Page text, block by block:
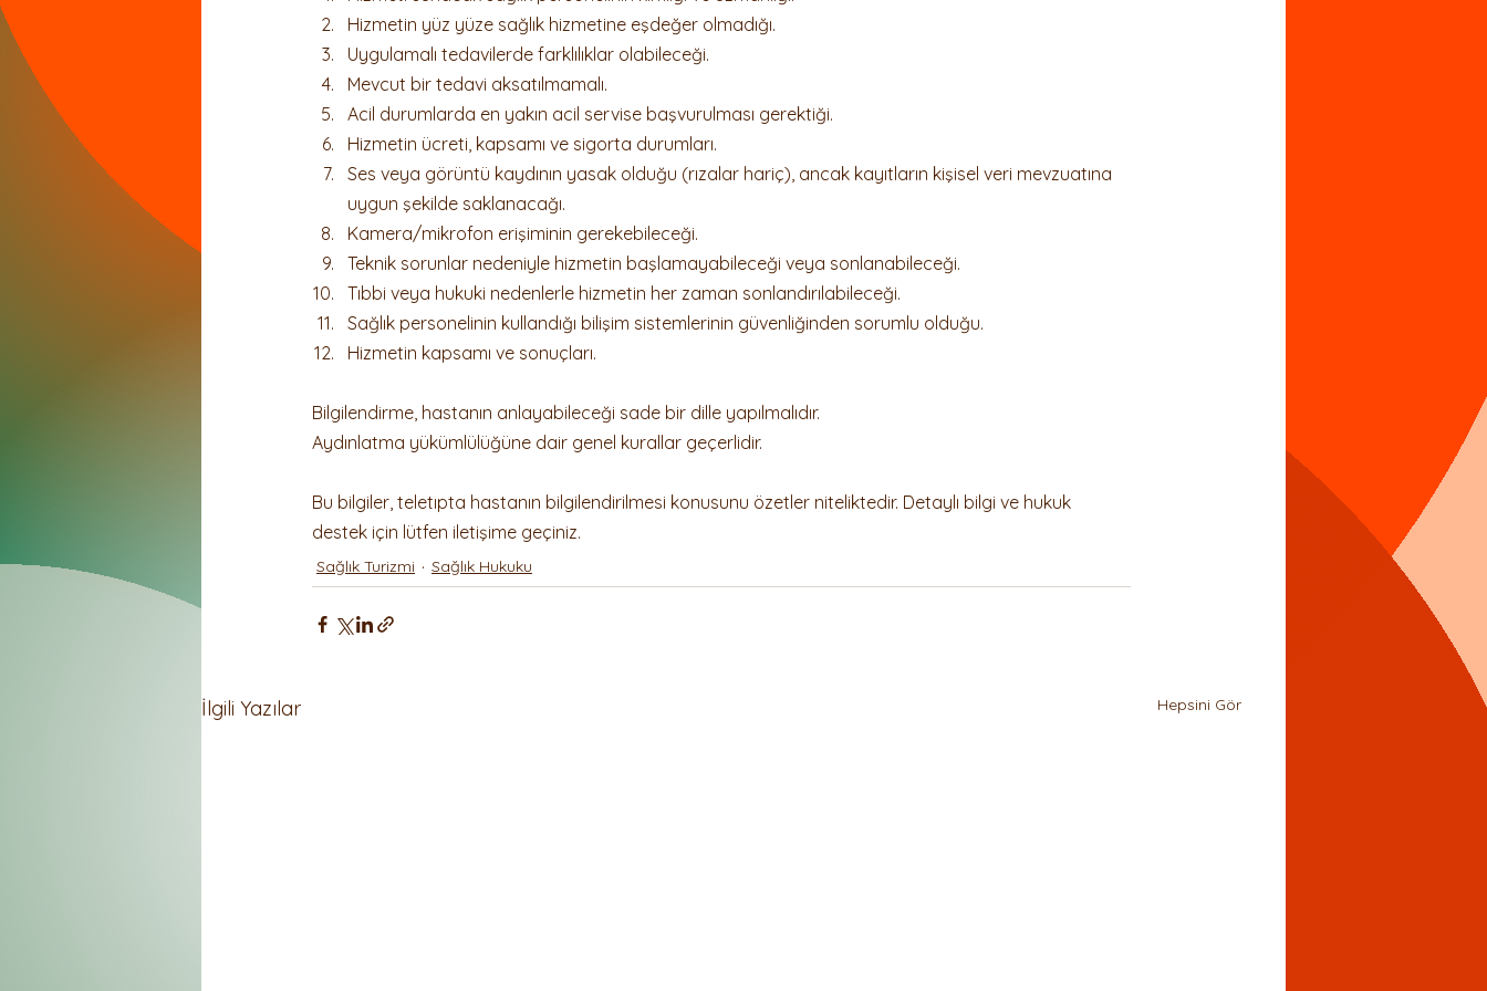
Dernek ve Vakıflar Hukuku Kanun+Karar Ceza Hukuku
Hizmetin yüz yüze sağlık hizmetine eşdeğer olmadığı.
Uygulamalı tedavilerde farklılıklar olabileceği.
Mevcut bir tedavi aksatılmamalı.
Acil durumlarda en yakın acil servise başvurulması gerektiği.
Hizmetin ücreti, kapsamı ve sigorta durumları.
Ses veya görüntü kaydının yasak olduğu (rızalar hariç), ancak kayıtların kişisel veri mevzuatına
uygun şekilde saklanacağı.
Kamera/mikrofon erişiminin gerekebileceği.
Teknik sorunlar nedeniyle hizmetin başlamayabileceği veya sonlanabileceği.
Tıbbi veya hukuki nedenlerle hizmetin her zaman sonlandırılabileceği.
Sağlık personelinin kullandığı bilişim sistemlerinin güvenliğinden sorumlu olduğu.
Hizmetin kapsamı ve sonuçları.
Bilgilendirme, hastanın anlayabileceği sade bir dille yapılmalıdır.
Aydınlatma yükümlülüğüne dair genel kurallar geçerlidir.
Bu bilgiler, teletıpta hastanın bilgilendirilmesi konusunu özetler niteliktedir. Detaylı bilgi ve hukuk
destek için lütfen iletişime geçiniz.
Sağlık Turizmi Sağlık Hukuku
İlgili Yazılar Hepsini Gör